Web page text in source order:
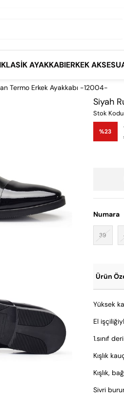
KLASIK AYAKKABIERKEK
Termo Erkek Ayakkabı -12004-
Siyah
Stok Kodu
%23
İndirim
Numara
39
Ürün
Yüksek
El
1.sınıf
Kışlık
Kışlık,
Sivri